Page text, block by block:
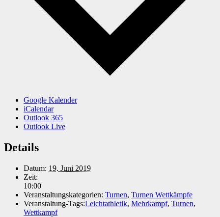
Google Kalender
iCalendar
Outlook 365
Outlook Live
Details
Datum: 19. Juni 2019
Zeit:
10:00
Veranstaltungskategorien: Turnen, Turnen Wettkämpfe
Veranstaltung-Tags:Leichtathletik, Mehrkampf, Turnen,
Wettkampf